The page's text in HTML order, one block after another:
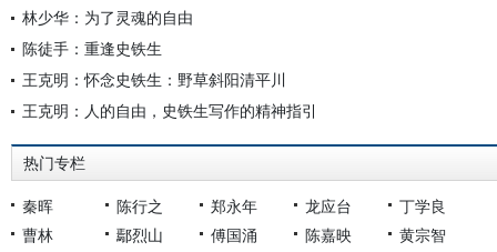
林少华：为了灵魂的自由
陈徒手：重逢史铁生
王克明：怀念史铁生：野草斜阳清平川
王克明：人的自由，史铁生写作的精神指引
热门专栏
秦晖 陈行之 郑永年 龙应台
丁学良
曹林
鄢烈山 傅国涌 陈嘉映
黄宗智